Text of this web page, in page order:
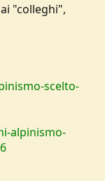
"colleghi",
scelto-
alpinismo-